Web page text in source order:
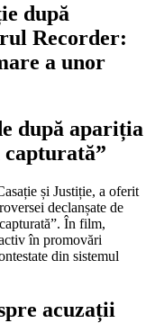
după
Recorder:
a unor
după apariția
și Justiție, a oferit
declanșate de
În film,
în promovări
din sistemul
acuzații